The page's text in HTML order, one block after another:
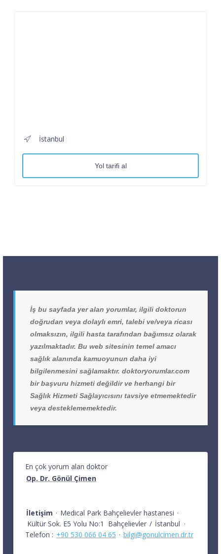
İstanbul
Yol tarifi al
İş bu sayfada yer alan yorumlar, ilgili doktorun
doğrudan veya dolaylı emri, talebi ve/veya ricası
olmaksızın, ilgili hasta tarafından bağımsız olarak
yazılmaktadır. Bu web sitesinin temel amacı
sağlık alanında kamuoyunun daha iyi
bilgilenmesini sağlamaktır. doktoryorumlar.com
bir başvuru hizmeti değildir ve herhangi bir
Sağlık Hizmeti Sağlayıcısını tavsiye etmemektedir
veya desteklememektedir.
En çok yorum alan doktor
Op. Dr. Gönül Çimen
İletişim · Medical Park Bahçelievler hastanesi ·
Kültür Sok. E5 Yolu No:1
Bahçelievler / İstanbul ·
Telefon : +90 530 066 04 65 · bilgi@gonulcimen.dr.tr